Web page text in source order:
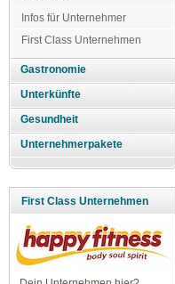
Infos für Unternehmer
First Class Unternehmen
Gastronomie
Unterkünfte
Gesundheit
Unternehmerpakete
First Class Unternehmen